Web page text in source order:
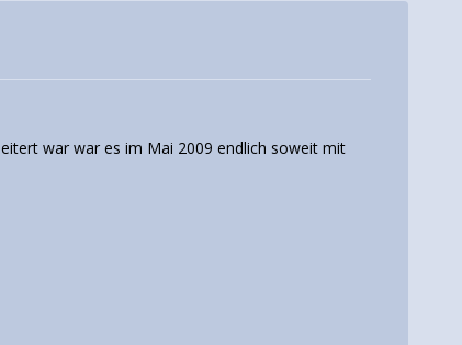
war war es im Mai 2009 endlich soweit mit